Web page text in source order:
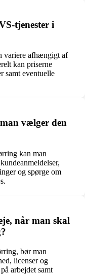
tjenester i
variere afhængigt af
kan priserne
samt eventuelle
vælger den
kan man
og spørge om
når man skal
bør man
licenser og
arbejdet samt